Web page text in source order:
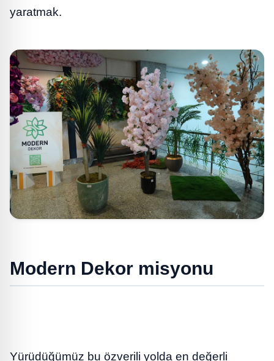
yaratmak.
Modern Dekor misyonu
Yürüdüğümüz bu özverili yolda en değerli